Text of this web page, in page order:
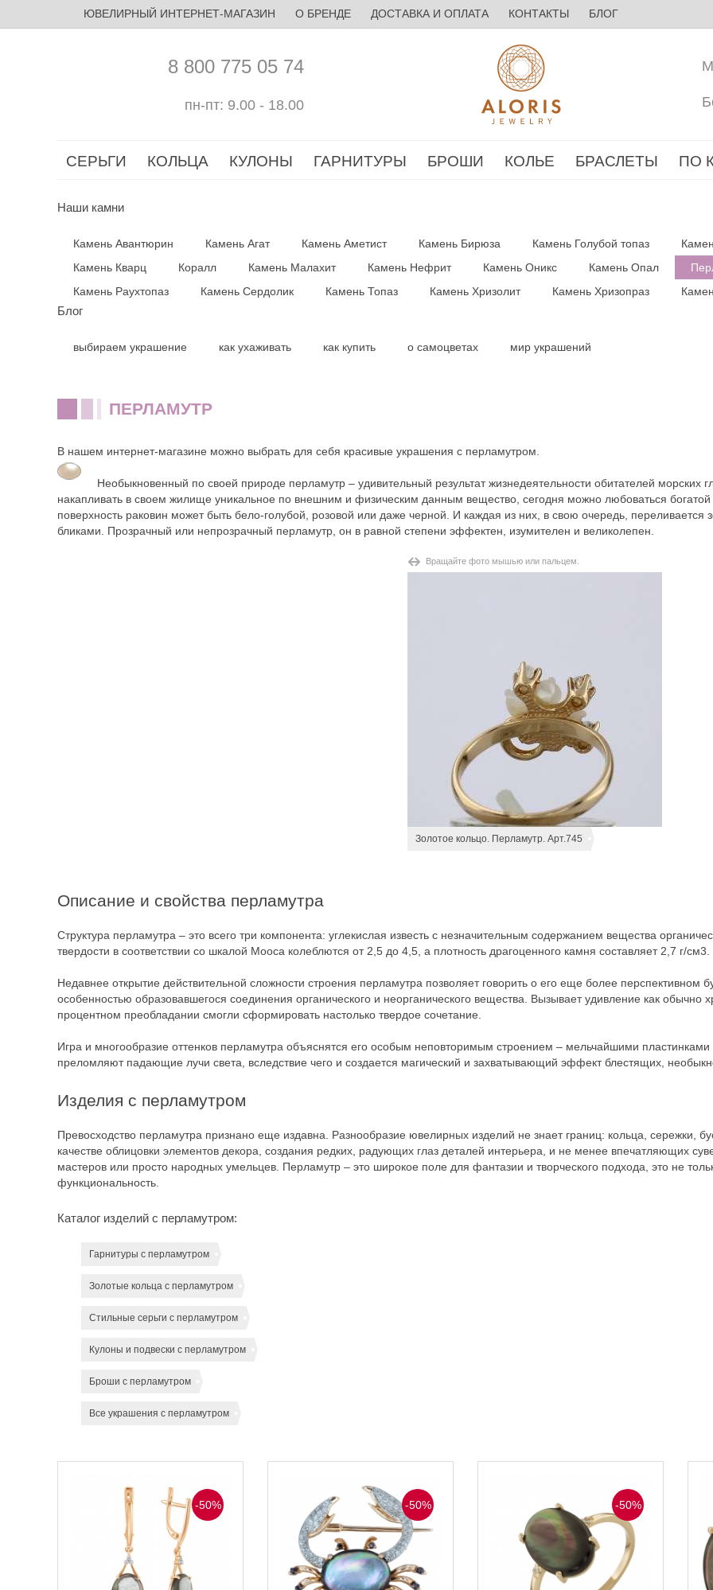
ЮВЕЛИРНЫЙ ИНТЕРНЕТ-МАГАЗИН О БРЕНДЕ ДОСТАВКА И ОПЛАТА КОНТАКТЫ БЛОГ
8 800 775 05 74
пн-пт: 9.00 - 18.00
СЕРЬГИ КОЛЬЦА КУЛОНЫ ГАРНИТУРЫ БРОШИ КОЛЬЕ БРАСЛЕТЫ ПО
Наши камни
Камень Авантюрин Камень Агат Камень Аметист Камень Бирюза Камень Голубой топаз
Камень Кварц
Коралл Камень Малахит Камень Нефрит Камень Оникс Камень Опал
Камень Раухтопаз
Камень Сердолик Камень Топаз Камень Хризолит Камень Хризопраз
Блог
выбираем украшение как ухаживать как купить о самоцветах мир украшений
ПЕРЛАМУТР
В нашем интернет-магазине можно выбрать для себя красивые украшения с перламутром
Необыкновенный по своей природе перламутр – удивительный результат жизнедеятельности обитателей морских
накапливать в своем жилище уникальное по внешним и физическим данным вещество, сегодня можно любоваться богатой
поверхность раковин может быть бело-голубой, розовой или даже черной. И каждая из них, в свою очередь,
бликами. Прозрачный или непрозрачный перламутр, он в равной степени эффектен, изумителен и великолепен.
Вращайте фото мышью или пальцем.
Золотое кольцо. Перламутр. Арт.745
Описание и свойства перламутра
Структура перламутра – это всего три компонента: углекислая известь с незначительным содержанием вещества
твердости в соответствии со шкалой Мооса колеблются от 2,5 до 4,5, а плотность драгоценного камня составляет 2,7 г/см3.
Недавнее открытие действительной сложности строения перламутра позволяет говорить о его еще более перспективном
особенностью образовавшегося соединения органического и неорганического вещества. Вызывает удивление как обычно
процентном преобладании смогли сформировать настолько твердое сочетание.
Игра и многообразие оттенков перламутра объяснятся его особым неповторимым строением – мельчайшими
преломляют падающие лучи света, вследствие чего и создается магический и захватывающий эффект блестящих,
Изделия с перламутром
Превосходство перламутра признано еще издавна. Разнообразие ювелирных изделий не знает границ: кольца, сережки,
качестве облицовки элементов декора, создания редких, радующих глаз деталей интерьера, и не менее впечатляющих
мастеров или просто народных умельцев. Перламутр – это широкое поле для фантазии и творческого подхода, это не
функциональность.
Каталог изделий с перламутром:
Гарнитуры с перламутром
Золотые кольца с перламутром
Стильные серьги с перламутром
Кулоны и подвески с перламутром
Броши с перламутром
Все украшения с перламутром
-50% -50% -50%